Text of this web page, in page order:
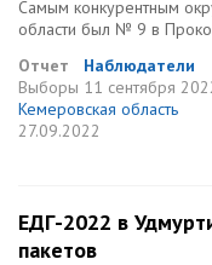
Самым конкурентным
области был № 9 в
Отчет
Наблюдатели
Выборы 11 сентября
Кемеровская область
27.09.2022
ЕДГ-2022 в
пакетов